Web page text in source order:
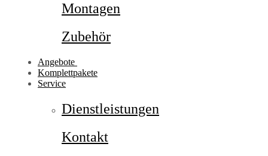
Montagen
Zubehör
Angebote
Komplettpakete
Service
Dienstleistungen
Kontakt